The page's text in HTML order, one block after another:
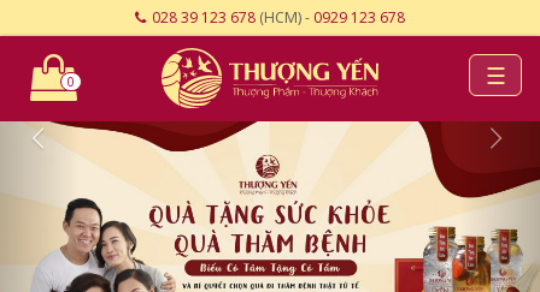
028 39 123 678 (HCM) - 0929 123 678
☰
0